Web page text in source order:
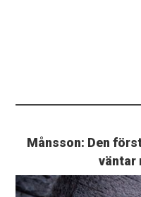
Månsson: Den
väntar